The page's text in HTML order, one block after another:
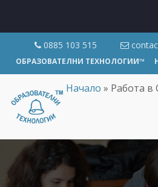
0885 103 515
ОБРАЗОВАТЕЛНИ ТЕХНОЛОГИИ™
Начало » Работа в